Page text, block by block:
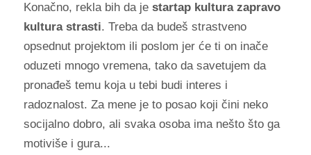
Konačno, rekla bih da jestartap kultura zapravo
kultura strasti. Treba da budeš strastveno
opsednut projektom ili poslom jer će ti on inače
oduzeti mnogo vremena, tako da savetujem da
pronađeš temu koja u tebi budi interes i
radoznalost. Za mene je to posao koji čini neko
socijalno dobro, ali svaka osoba ima nešto što ga
motiviše i gura...